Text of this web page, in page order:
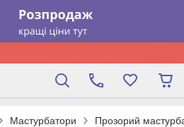
Мастурбатори Прозорий